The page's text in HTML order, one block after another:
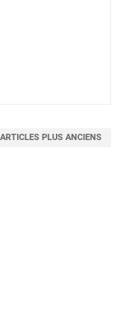
ARTICLES PLUS ANCIENS